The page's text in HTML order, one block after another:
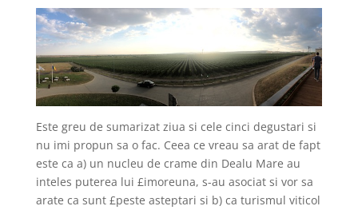
Este greu de sumarizat ziua si cele cinci degustari si
nu imi propun sa o fac. Ceea ce vreau sa arat de fapt
este ca a) un nucleu de crame din Dealu Mare au
inteles puterea lui £imoreuna, s-au asociat si vor sa
arate ca sunt £peste asteptari si b) ca turismul viticol